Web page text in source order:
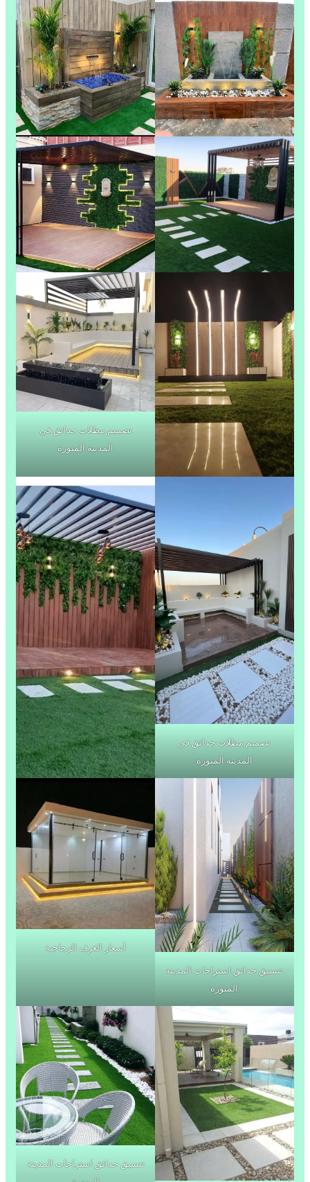
تصميم مظلات حدائق في
المدينة المنورة
تصميم مظلات حدائق في
المدينة المنورة
تنسيق حدائق استراحات المدينة
المنورة
أسعار الغرف الزجاجية
تنسيق حدائق استراحات المدينة